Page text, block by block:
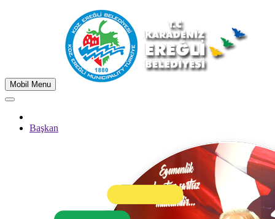
Mobil Menu
Başkan